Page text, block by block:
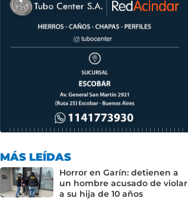
MÁS LEÍDAS
Horror en Garín: detienen a
un hombre acusado de violar
a su hija de 10 años